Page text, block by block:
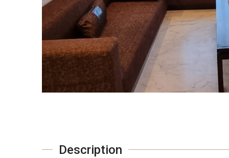
Description